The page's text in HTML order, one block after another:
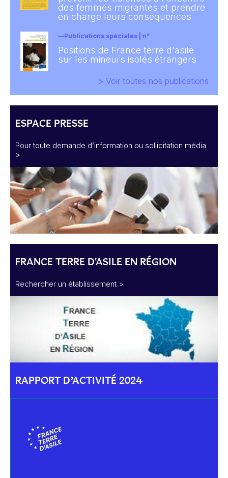
des femmes migrantes et prendre
en charge leurs conséquences
Publications spéciales | n°
Positions de France terre d'asile
sur les mineurs isolés étrangers
> Voir toutes nos publications
ESPACE PRESSE
Pour toute demande d’information ou sollicitation média
>
FRANCE TERRE D'ASILE EN RÉGION
Rechercher un établissement >
RAPPORT D’ACTIVITÉ 2024